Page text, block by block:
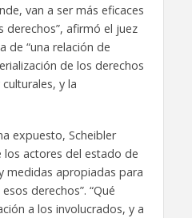
van a ser más eficaces
derechos”, afirmó el juez
de “una relación de
de los derechos
y la
expuesto, Scheibler
actores del estado de
medidas apropiadas para
derechos”. “Qué
a los involucrados, y a